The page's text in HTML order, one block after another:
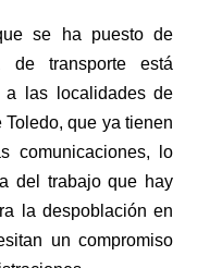
se ha puesto de
de transporte está
a las localidades de
que ya tienen
comunicaciones, lo
del trabajo que hay
la despoblación en
un compromiso